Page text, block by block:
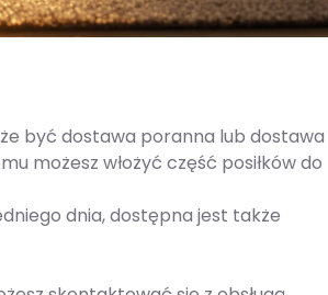
być dostawa poranna lub dostawa
możesz włożyć część posiłków do
dnia, dostępna jest także